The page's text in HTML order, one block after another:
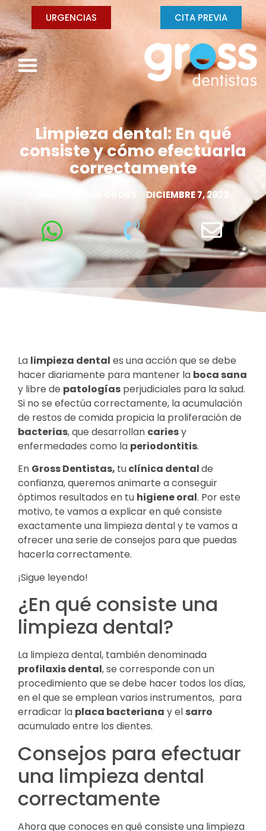
CITA PREVIA
URGENCIAS
Limpieza dental: En qué
consiste y cómo efectuarla
correctamente
DICIEMBRE 7, 2022
La limpieza dental es una acción que se debe
hacer diariamente para mantener la boca sana
y libre de patologías perjudiciales para la salud.
Si no se efectúa correctamente, la acumulación
de restos de comida propicia la proliferación de
bacterias, que desarrollan cariesy
enfermedades como la periodontitis.
En Gross Dentistas, tuclínica dentalde
confianza, queremos animarte a conseguir
óptimos resultados en tu higiene oral. Por este
motivo, te vamos a explicar en qué consiste
exactamente una limpieza dental y te vamos a
ofrecer una serie de consejos para que puedas
hacerla correctamente.
¡Sigue leyendo!
¿En qué consiste una
limpieza dental?
La limpieza dental, también denominada
profilaxis dental, se corresponde con un
procedimiento que se debe hacer todos los días,
en el que se emplean varios instrumentos, para
erradicar la placa bacteriana y el sarro
acumulado entre los dientes.
Consejos para efectuar
una limpieza dental
correctamente
Ahora que conoces en qué consiste una limpieza